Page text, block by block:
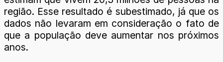
região. Esse resultado é subestimado, já que os
dados não levaram em consideração o fato de
que a população deve aumentar nos próximos
anos.